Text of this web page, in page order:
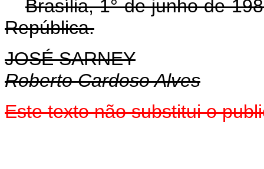
Brasília, 1° de junho de
República.
JOSÉ SARNEY
Roberto Cardoso Alves
Este texto não substitui o